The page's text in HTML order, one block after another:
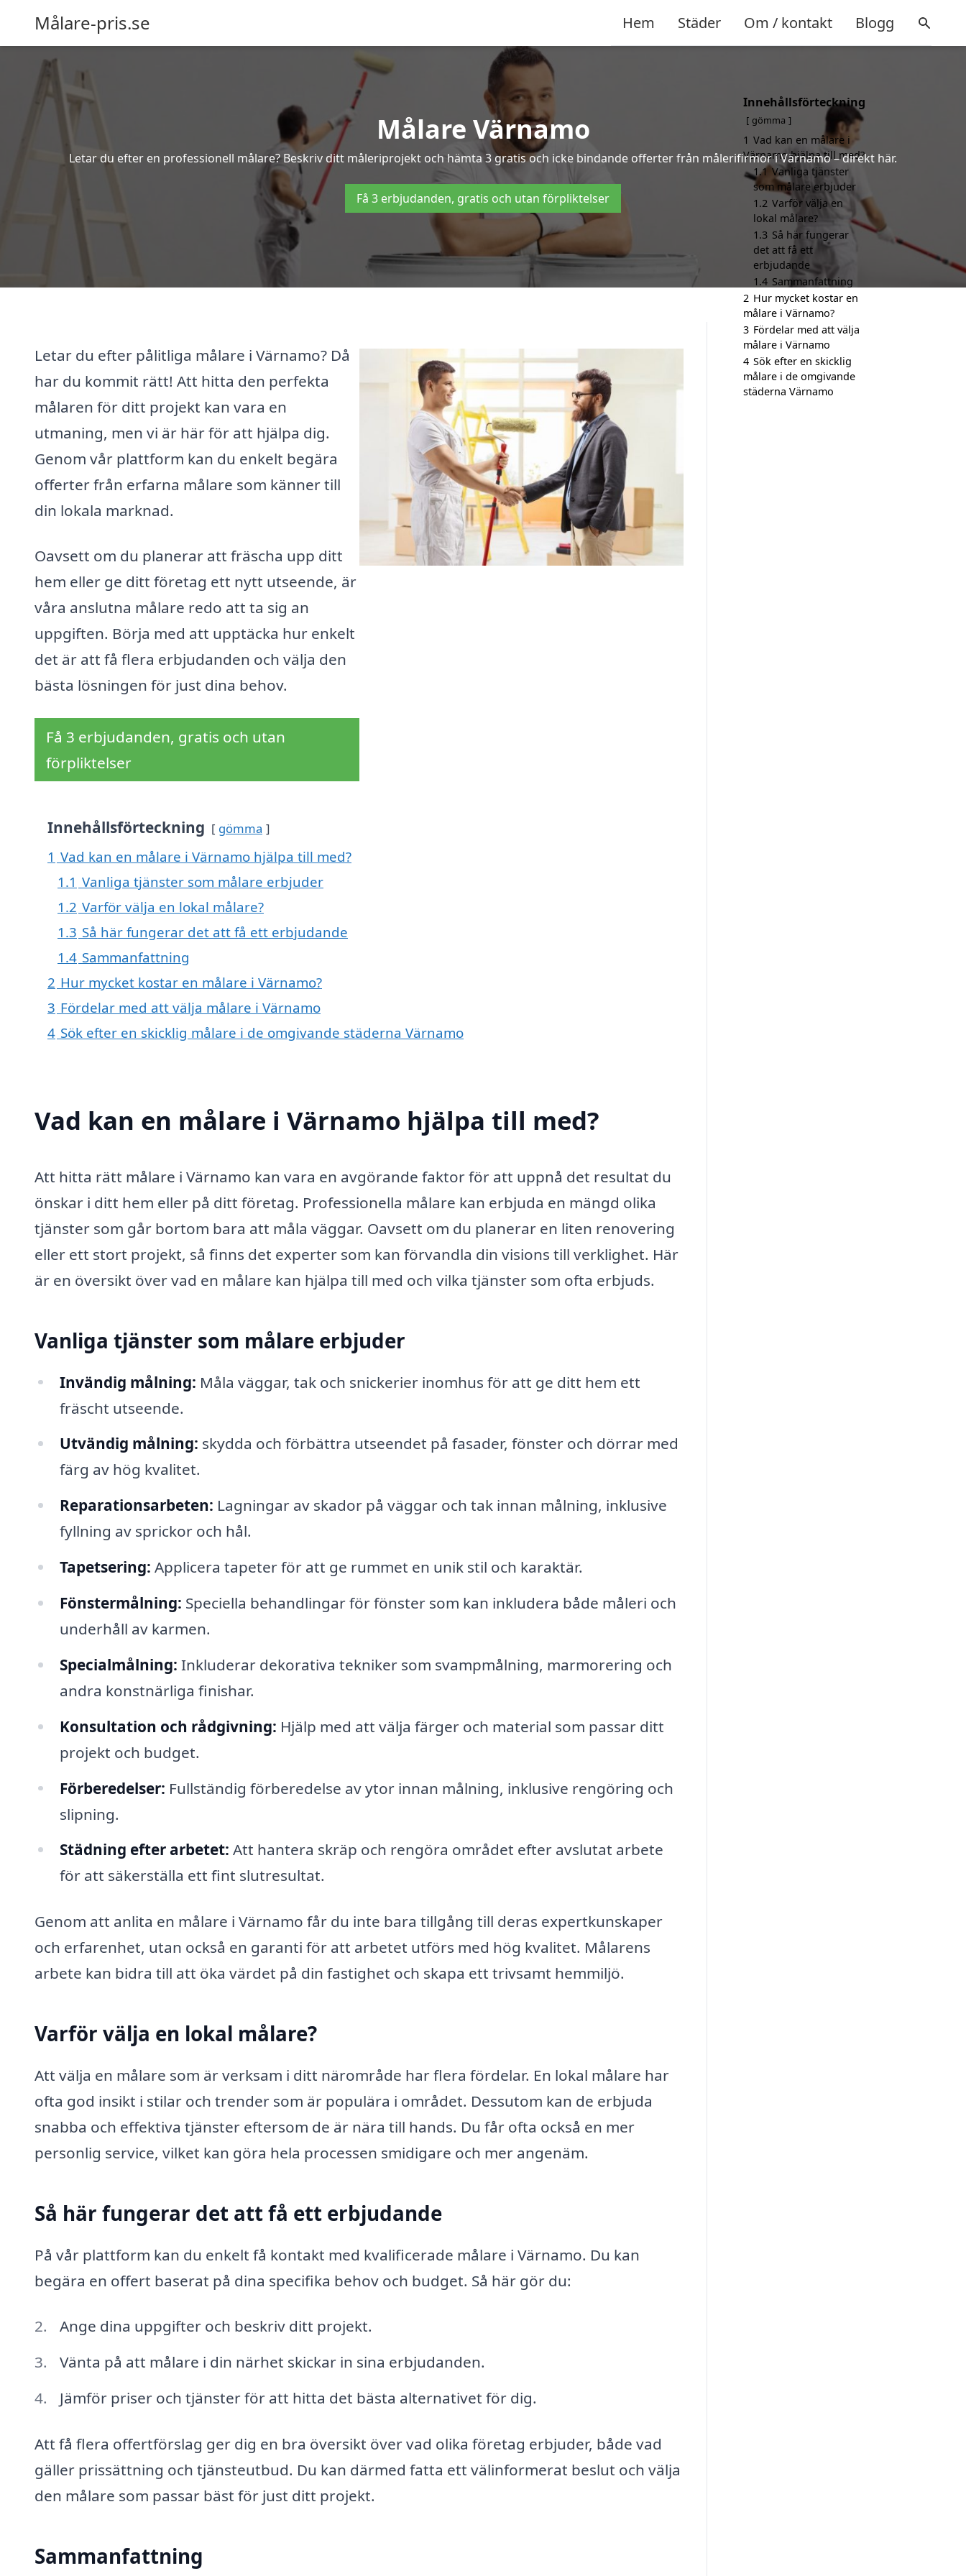
Målare-pris.se Hem Städer Om / kontakt Blogg
Målare Värnamo
Letar du efter en professionell målare? Beskriv ditt måleriprojekt och hämta 3 gratis och icke bindande offerter från målerifirmor i Värnamo – direkt här.
Få 3 erbjudanden, gratis och utan förpliktelser
Letar du efter pålitliga målare i Värnamo? Då
har du kommit rätt! Att hitta den perfekta
målaren för ditt projekt kan vara en
utmaning, men vi är här för att hjälpa dig.
Genom vår plattform kan du enkelt begära
offerter från erfarna målare som känner till
din lokala marknad.
Oavsett om du planerar att fräscha upp ditt
hem eller ge ditt företag ett nytt utseende, är
våra anslutna målare redo att ta sig an
uppgiften. Börja med att upptäcka hur enkelt
det är att få flera erbjudanden och välja den
bästa lösningen för just dina behov.
Få 3 erbjudanden, gratis och utan
förpliktelser
Innehållsförteckning gömma
1 Vad kan en målare i Värnamo hjälpa till med?
1.1 Vanliga tjänster som målare erbjuder
1.2 Varför välja en lokal målare?
1.3 Så här fungerar det att få ett erbjudande
1.4 Sammanfattning
2 Hur mycket kostar en målare i Värnamo?
3 Fördelar med att välja målare i Värnamo
4 Sök efter en skicklig målare i de omgivande städerna Värnamo
Vad kan en målare i Värnamo hjälpa till med?
Att hitta rätt målare i Värnamo kan vara en avgörande faktor för att uppnå det resultat du
önskar i ditt hem eller på ditt företag. Professionella målare kan erbjuda en mängd olika
tjänster som går bortom bara att måla väggar. Oavsett om du planerar en liten renovering
eller ett stort projekt, så finns det experter som kan förvandla din visions till verklighet. Här
är en översikt över vad en målare kan hjälpa till med och vilka tjänster som ofta erbjuds.
Vanliga tjänster som målare erbjuder
Invändig målning: Måla väggar, tak och snickerier inomhus för att ge ditt hem ett
fräscht utseende.
Utvändig målning: skydda och förbättra utseendet på fasader, fönster och dörrar med
färg av hög kvalitet.
Reparationsarbeten: Lagningar av skador på väggar och tak innan målning, inklusive
fyllning av sprickor och hål.
Tapetsering: Applicera tapeter för att ge rummet en unik stil och karaktär.
Fönstermålning: Speciella behandlingar för fönster som kan inkludera både måleri och
underhåll av karmen.
Specialmålning: Inkluderar dekorativa tekniker som svampmålning, marmorering och
andra konstnärliga finishar.
Konsultation och rådgivning: Hjälp med att välja färger och material som passar ditt
projekt och budget.
Förberedelser: Fullständig förberedelse av ytor innan målning, inklusive rengöring och
slipning.
Städning efter arbetet: Att hantera skräp och rengöra området efter avslutat arbete
för att säkerställa ett fint slutresultat.
Genom att anlita en målare i Värnamo får du inte bara tillgång till deras expertkunskaper
och erfarenhet, utan också en garanti för att arbetet utförs med hög kvalitet. Målarens
arbete kan bidra till att öka värdet på din fastighet och skapa ett trivsamt hemmiljö.
Varför välja en lokal målare?
Att välja en målare som är verksam i ditt närområde har flera fördelar. En lokal målare har
ofta god insikt i stilar och trender som är populära i området. Dessutom kan de erbjuda
snabba och effektiva tjänster eftersom de är nära till hands. Du får ofta också en mer
personlig service, vilket kan göra hela processen smidigare och mer angenäm.
Så här fungerar det att få ett erbjudande
På vår plattform kan du enkelt få kontakt med kvalificerade målare i Värnamo. Du kan
begära en offert baserat på dina specifika behov och budget. Så här gör du:
Ange dina uppgifter och beskriv ditt projekt.
Vänta på att målare i din närhet skickar in sina erbjudanden.
Jämför priser och tjänster för att hitta det bästa alternativet för dig.
Att få flera offertförslag ger dig en bra översikt över vad olika företag erbjuder, både vad
gäller prissättning och tjänsteutbud. Du kan därmed fatta ett välinformerat beslut och välja
den målare som passar bäst för just ditt projekt.
Sammanfattning
Innehållsförteckning
gömma
1 Vad kan en målare i
Värnamo hjälpa till med?
1.1 Vanliga tjänster
som målare erbjuder
1.2 Varför välja en
lokal målare?
1.3 Så här fungerar
det att få ett
erbjudande
1.4 Sammanfattning
2 Hur mycket kostar en
målare i Värnamo?
3 Fördelar med att välja
målare i Värnamo
4 Sök efter en skicklig
målare i de omgivande
städerna Värnamo